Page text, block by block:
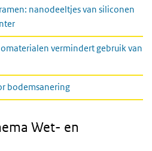
nanodeeltjes van siliconen
vermindert gebruik van
bodemsanering
Wet- en